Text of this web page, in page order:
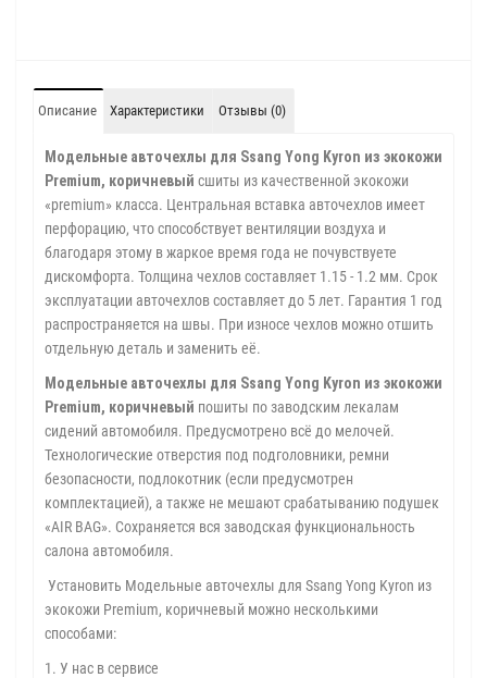
Описание Характеристики Отзывы (0)
Модельные авточехлы для Ssang Yong Kyron из экокожи
Premium, коричневый сшиты из качественной экокожи
«premium» класса. Центральная вставка авточехлов имеет
перфорацию, что способствует вентиляции воздуха и
благодаря этому в жаркое время года не почувствуете
дискомфорта. Толщина чехлов составляет 1.15 - 1.2 мм. Срок
эксплуатации авточехлов составляет до 5 лет. Гарантия 1 год
распространяется на швы. При износе чехлов можно отшить
отдельную деталь и заменить её.
Модельные авточехлы для Ssang Yong Kyron из экокожи
Premium, коричневый пошиты по заводским лекалам
сидений автомобиля. Предусмотрено всё до мелочей.
Технологические отверстия под подголовники, ремни
безопасности, подлокотник (если предусмотрен
комплектацией), а также не мешают срабатыванию подушек
«AIR BAG». Сохраняется вся заводская функциональность
салона автомобиля.
Установить Модельные авточехлы для Ssang Yong Kyron из
экокожи Premium, коричневый можно несколькими
способами:
1. У нас в сервисе